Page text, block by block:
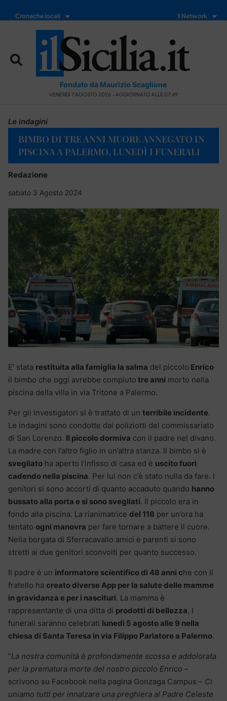
Cronache locali Il Network
Fondato da Maurizio Scaglione
VENERDÌ 7 AGOSTO 2026 - AGGIORNATO ALLE 07:49
Le indagini
BIMBO DI TRE ANNI MUORE ANNEGATO IN
PISCINA A PALERMO, LUNEDÌ I FUNERALI
Redazione
sabato 3 Agosto 2024
E’ stata restituita alla famiglia la salma del piccolo Enrico
il bimbo che oggi avrebbe compiuto tre anni morto nella
piscina della villa in via Tritone a Palermo.
Per gli investigatori si è trattato di un terribile incidente.
Le indagini sono condotte dai poliziotti del commissariato
di San Lorenzo. Il piccolo dormiva con il padre nel divano.
La madre con l’altro figlio in un’altra stanza. Il bimbo si è
svegliato ha aperto l’infisso di casa ed è uscito fuori
cadendo nella piscina. Per lui non c’è stato nulla da fare. I
genitori si sono accorti di quanto accaduto quando hanno
bussato alla porta e si sono svegliati. Il piccolo era in
fondo alla piscina. La rianimatrice del 118 per un’ora ha
tentato ogni manovra per fare tornare a battere il cuore.
Nella borgata di Sferracavallo amici e parenti si sono
stretti ai due genitori sconvolti per quanto successo.
Il padre è un informatore scientifico di 48 anni che con il
fratello ha creato diverse App per la salute delle mamme
in gravidanza e per i nascituri. La mamma è
rappresentante di una ditta di prodotti di bellezza. I
funerali saranno celebrati lunedì 5 agosto alle 9 nella
chiesa di Santa Teresa in via Filippo Parlatore a Palermo.
“La nostra comunità è profondamente scossa e addolorata
per la prematura morte del nostro piccolo Enrico –
scrivono su Facebook nella pagina Gonzaga Campus – Ci
uniamo tutti per innalzare una preghiera al Padre Celeste